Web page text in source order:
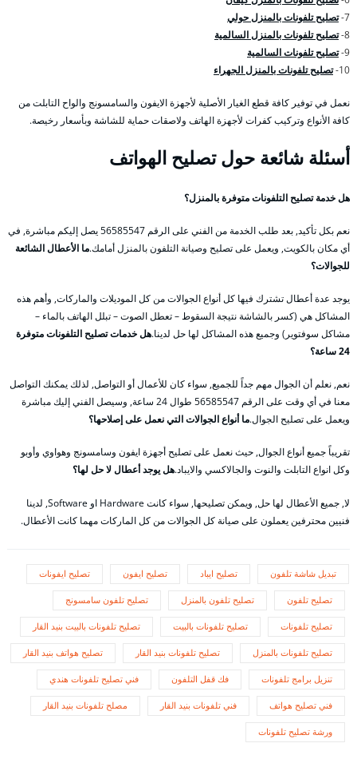
7- تصليح تلفونات بالمنزل حولي
8- تصليح تلفونات بالمنزل السالمية
9- تصليح تلفونات السالمية
10- تصليح تلفونات بالمنزل الجهراء
نعمل في توفير كافة قطع الغيار الأصلية لأجهزة الايفون والسامسونج والواح التابلت من
كافة الأنواع وتركيب كفرات لأجهزة الهاتف ولاصقات حماية للشاشة وبأسعار رخيصة.
أسئلة شائعة حول تصليح الهواتف
هل خدمة تصليح التلفونات متوفرة بالمنزل؟
نعم بكل تأكيد, بعد طلب الخدمة من الفني على الرقم 56585547 يصل إليكم مباشرة, في
أي مكان بالكويت, ويعمل على تصليح وصيانة التلفون بالمنزل أمامك.ما الأعطال الشائعة
للجوالات؟
يوجد عدة أعطال تشترك فيها كل أنواع الجوالات من كل الموديلات والماركات, وأهم هذه
المشاكل هي (كسر بالشاشة نتيجة السقوط – تعطل الصوت – تبلل الهاتف بالماء –
مشاكل سوفتوير) وجميع هذه المشاكل لها حل لدينا.هل خدمات تصليح التلفونات متوفرة
24 ساعة؟
نعم, نعلم أن الجوال مهم جداً للجميع, سواء كان للأعمال أو التواصل, لذلك يمكنك التواصل
معنا في أي وقت على الرقم 56585547 طوال 24 ساعة, وسيصل الفني إليك مباشرة
ويعمل على تصليح الجوال.ما أنواع الجوالات التي نعمل على إصلاحها؟
تقريباً جميع أنواع الجوال, حيث نعمل على تصليح أجهزة ايفون وسامسونج وهواوي وأوبو
وكل انواع التابلت والنوت والجالاكسي والايباد.هل يوجد أعطال لا حل لها؟
لا, جميع الأعطال لها حل, ويمكن تصليحها, سواء كانت Hardware او Software, لدينا
فنيين محترفين يعملون على صيانة كل الجوالات من كل الماركات مهما كانت الأعطال.
تبديل شاشة تلفون تصليح ايباد تصليح ايفون تصليح ايفونات
تصليح تلفون تصليح تلفون بالمنزل تصليح تلفون سامسونج
تصليح تلفونات تصليح تلفونات بالبيت تصليح تلفونات بالبيت بنيد القار
تصليح تلفونات بالمنزل تصليح تلفونات بنيد القار تصليح هواتف بنيد القار
تنزيل برامج تلفونات فك قفل التلفون فني تصليح تلفونات هندي
فني تصليح هواتف فني تلفونات بنيد القار مصلح تلفونات بنيد القار
ورشة تصليح تلفونات